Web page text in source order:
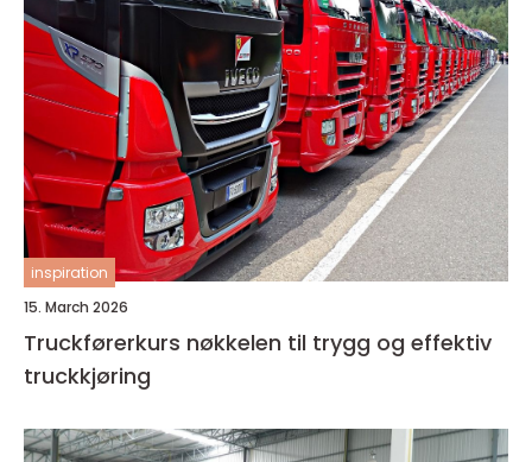
inspiration
15. March 2026
Truckførerkurs nøkkelen til trygg og effektiv
truckkjøring